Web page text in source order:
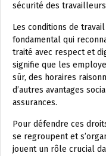
sécurité des
Les conditions de
fondamental qui
traité avec respect et
signifie que les
sûr, des horaires
d’autres avantages
assurances.
Pour défendre ces
se regroupent et
jouent un rôle crucial